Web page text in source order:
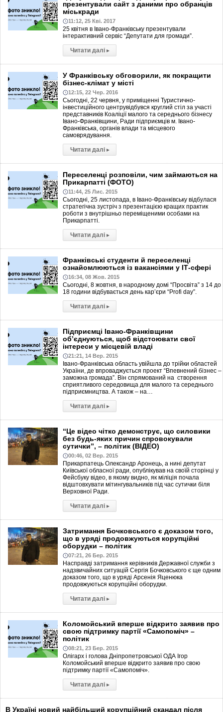
презентували сайт з даними про обранців
міськради
11:12, 25 Кві. 2017
25 квітня в Івано-Франківську презентували
інтерактивний сервіс “Депутати для громади”.
Читати далі ▸
У Франківську обговорили, як покращити
бізнес-клімат у місті
12:15, 22 Чер. 2016
Сьогодні, 22 червня, у приміщенні Туристично-
інвестиційного центрувідбувся круглий стіл за участі
представників Коаліції малого та середнього бізнесу
Івано-Франківщини, Ради підприємців м. Івано-
Франківська, органів влади та місцевого
самоврядування.
Читати далі ▸
Переселенці розповіли, чим займаються на
Прикарпатті (ФОТО)
11:44, 25 Лис. 2015
Сьогодні, 25 листопада, в Івано-Франківську відбулася
стратегічна зустріч з презентацією кращих практик
роботи з внутрішньо переміщеними особами на
Прикарпатті.
Читати далі ▸
Франківські студенти й переселенці
ознайомлюються із вакансіями у ІТ-сфері
16:34, 08 Жов. 2015
Сьогодні, 8 жовтня, в народному домі “Просвіта” з 14 до
18 години відбувається день кар’єри “Profi day”.
Читати далі ▸
Підприємці Івано-Франківщини
об’єднуються, щоб відстоювати свої
інтереси у місцевій владі
21:21, 14 Вер. 2015
Івано-Франківська область увійшла до трійки областей
України, де впроваджується проект “Впевнений бізнес –
заможна громада”. Він спрямований на створення
сприятливого середовища для малого та середнього
підприємництва. А також – на…
Читати далі ▸
“Це відео чітко демонструє, що силовики
без будь-яких причин спровокували
сутички”, – політик (ВІДЕО)
00:46, 02 Вер. 2015
Прикарпатець Олександр Аронець, а нині депутат
Київської обласної ради, опублікував на своїй сторінці у
Фейсбуку відео, в якому видно, як міліція почала
відштовхувати мітингувальників під час сутички біля
Верховної Ради.
Читати далі ▸
Затримання Бочковського є доказом того,
що в уряді продовжуються корупційні
оборудки – політик
07:21, 26 Бер. 2015
Насправді затримання керівників Державної служби з
надзвичайних ситуацій Сергія Бочковського є ще одним
доказом того, що в уряді Арсенія Яценюка
продовжуються корупційні оборудки.
Читати далі ▸
Коломойський вперше відкрито заявив про
свою підтримку партії «Самопоміч» –
політик
08:21, 23 Бер. 2015
Олігарх і голова Дніпропетровської ОДА Ігор
Коломойський вперше відкрито заявив про свою
підтримку партії «Самопоміч».
Читати далі ▸
В Україні новий найбільший корупційний скандал після